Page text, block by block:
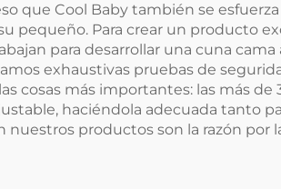
que Cool Baby también se
pequeño. Para crear un producto
para desarrollar una cuna
exhaustivas pruebas de
cosas más importantes: las más
haciéndola adecuada tanto
productos son la razón por